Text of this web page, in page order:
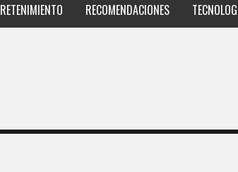
RECOMENDACIONES